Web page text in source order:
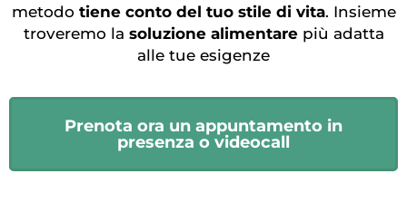
metodo tiene conto del tuo stile di vita. Insieme
troveremo la soluzione alimentarepiù adatta
alle tue esigenze
Prenota ora un appuntamento in
presenza o videocall